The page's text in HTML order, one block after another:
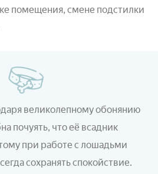
помещения, смене подстилки
великолепному обонянию
почуять, что её всадник
при работе с лошадьми
сохранять спокойствие.